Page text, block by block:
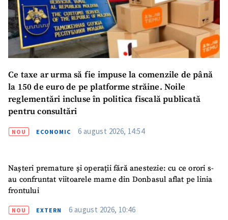
Ce taxe ar urma să fie impuse la comenzile de până
la 150 de euro de pe platforme străine. Noile
reglementări incluse în politica fiscală publicată
pentru consultări
NOU ECONOMIC 6 august 2026, 14:54
Nașteri premature și operații fără anestezie: cu ce orori s-
au confruntat viitoarele mame din Donbasul aflat pe linia
frontului
NOU EXTERN 6 august 2026, 10:46